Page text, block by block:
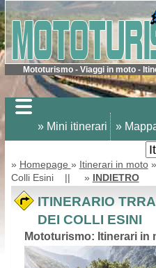
Mototurismo - Viaggi in moto -
» Mini itinerari »
» Homepage » Itinerari in moto»
Colli Esini || » INDIETRO
ITINERARIO
DEI COLLI ESINI
Mototurismo: Itinerari in